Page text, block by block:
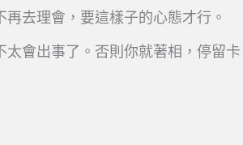
去理會，要這樣子的心態才行。
會出事了。否則你就著相，停留卡